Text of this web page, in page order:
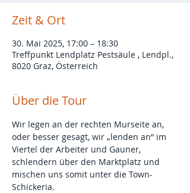
Zeit & Ort
30. Mai 2025, 17:00 – 18:30
Treffpunkt Lendplatz Pestsäule , Lendpl.,
8020 Graz, Österreich
Über die Tour
Wir legen an der rechten Murseite an,
oder besser gesagt, wir „lenden an“ im
Viertel der Arbeiter und Gauner,
schlendern über den Marktplatz und
mischen uns somit unter die Town-
Schickeria.